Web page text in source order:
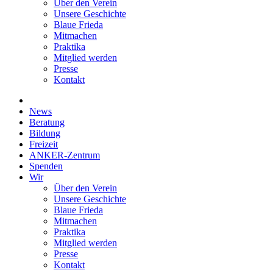
Über den Verein
Unsere Geschichte
Blaue Frieda
Mitmachen
Praktika
Mitglied werden
Presse
Kontakt
News
Beratung
Bildung
Freizeit
ANKER-Zentrum
Spenden
Wir
Über den Verein
Unsere Geschichte
Blaue Frieda
Mitmachen
Praktika
Mitglied werden
Presse
Kontakt